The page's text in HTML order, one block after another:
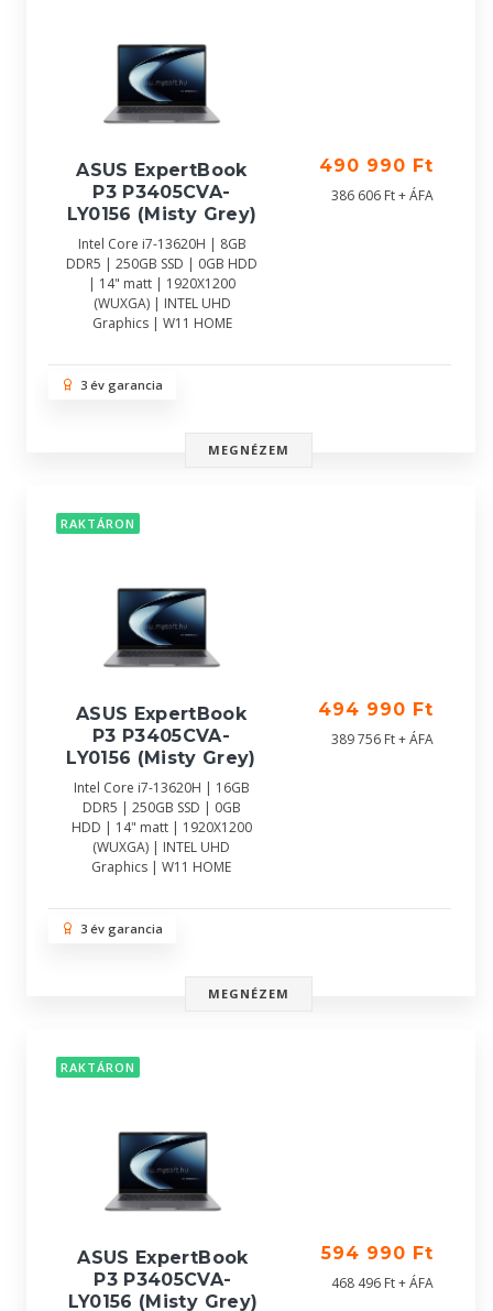
ASUS ExpertBook
P3 P3405CVA-
LY0156 (Misty Grey)
Intel Core i7-13620H | 8GB
DDR5 | 250GB SSD | 0GB HDD
| 14" matt | 1920X1200
(WUXGA) | INTEL UHD
Graphics | W11 HOME
490 990 Ft
386 606 Ft + ÁFA
3 év garancia
MEGNÉZEM
RAKTÁRON
ASUS ExpertBook
P3 P3405CVA-
LY0156 (Misty Grey)
Intel Core i7-13620H | 16GB
DDR5 | 250GB SSD | 0GB
HDD | 14" matt | 1920X1200
(WUXGA) | INTEL UHD
Graphics | W11 HOME
494 990 Ft
389 756 Ft + ÁFA
3 év garancia
MEGNÉZEM
RAKTÁRON
ASUS ExpertBook
P3 P3405CVA-
LY0156 (Misty Grey)
594 990 Ft
468 496 Ft + ÁFA